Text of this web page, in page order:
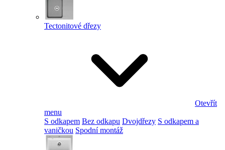
Tectonitové dřezy
Otevřít
menu
S odkapem Bez odkapu Dvojdřezy S odkapem a
vaničkou Spodní montáž